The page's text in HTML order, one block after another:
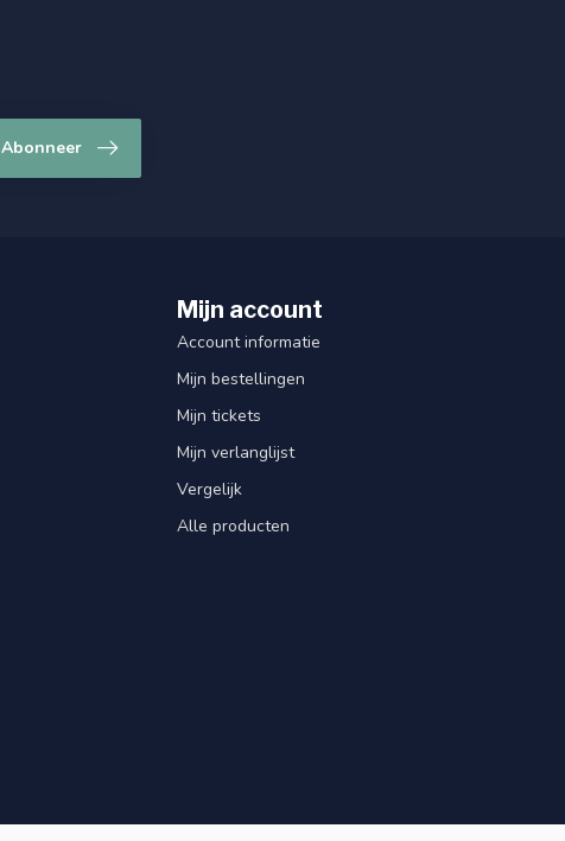
Abonneer
Mijn account
Account informatie
Mijn bestellingen
Mijn tickets
Mijn verlanglijst
Vergelijk
Alle producten